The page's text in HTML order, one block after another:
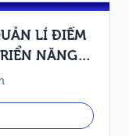
LÍ ĐIỂM
NĂNG
VÀ